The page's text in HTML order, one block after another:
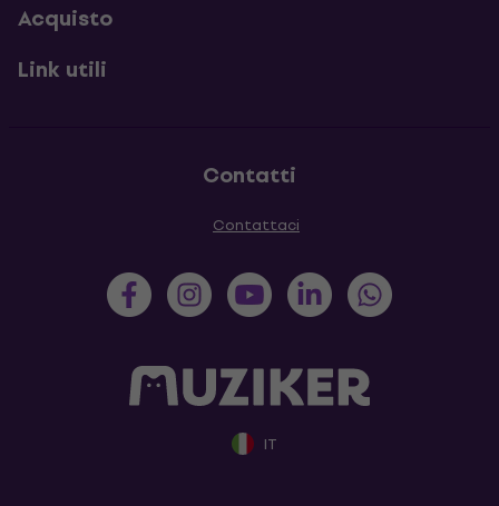
Acquisto
Link utili
Contatti
Contattaci
IT